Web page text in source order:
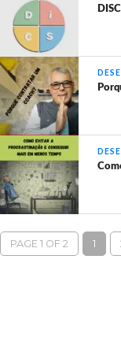
PAGE 1 OF 2 1